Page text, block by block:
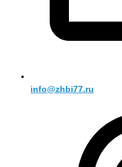
info@zhbi77.ru